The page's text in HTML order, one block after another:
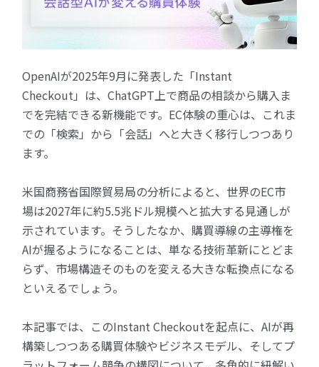
OpenAIが2025年9月に発表した「Instant
Checkout」は、ChatGPT上で商品の相談から購入ま
でを完結できる新機能です。EC体験の重心は、これま
での「検索」から「会話」へと大きく移行しつつあり
ます。
米国商務省国際貿易局の分析によると、世界のEC市
場は2027年に約5.5兆ドル規模へと拡大する見通しが
示されています。そうしたなか、購買導線の主導権を
AIが握るようになることは、単なる技術革新にとどま
らず、市場構造そのものを変える大きな転換点になる
といえるでしょう。
本記事では、このInstant Checkoutを起点に、AIが再
構築しつつある購買体験やビジネスモデル、そしてプ